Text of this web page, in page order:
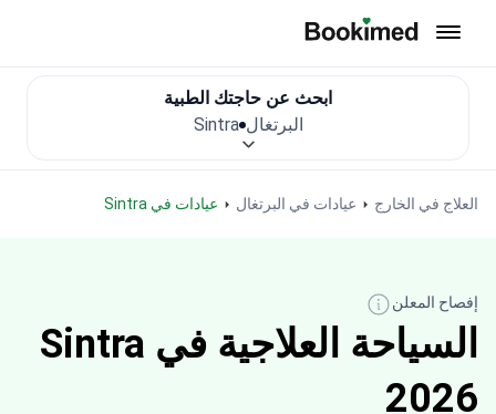
العلاج في الخارج عيادات في البرتغال عيادات في Sintra
ابحث عن حاجتك الطبية
البرتغال Sintra
إفصاح المعلن
السياحة العلاجية في Sintra
2026